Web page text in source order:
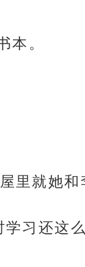
本。
里就她和
习还这